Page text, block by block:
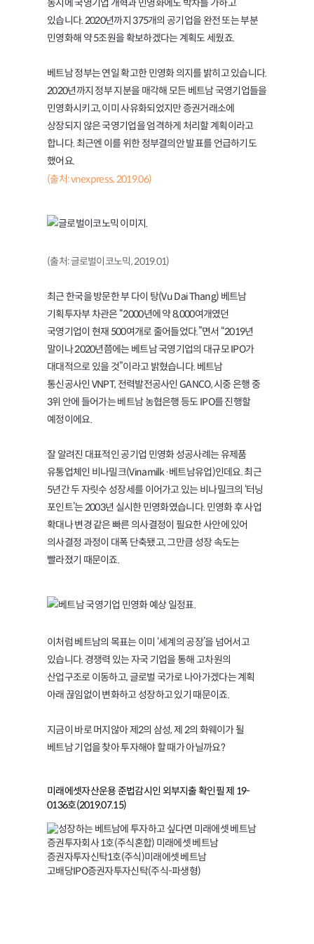
동시에 국영기업 개혁과 민영화에도 박차를 가하고
있습니다. 2020년까지 375개의 공기업을 완전 또는 부분
민영화해 약 5조원을 확보하겠다는 계획도 세웠죠.
베트남 정부는 연일 확고한 민영화 의지를 밝히고 있습니다.
2020년까지 정부 지분을 매각해 모든 베트남 국영기업들을
민영화시키고, 이미 사유화되었지만 증권거래소에
상장되지 않은 국영기업을 엄격하게 처리할 계획이라고
합니다. 최근엔 이를 위한 정부결의안 발표를 언급하기도
했어요.
(출처: vnexpress, 2019.06)
(출처: 글로벌이코노믹, 2019.01)
최근 한국을 방문한 부 다이 탕(Vu Dai Thang) 베트남
기획투자부 차관은 “2000년에 약 8,000여개였던
국영기업이 현재 500여개로 줄어들었다.”면서 “2019년
말이나 2020년쯤에는 베트남 국영기업의 대규모 IPO가
대대적으로 있을 것”이라고 밝혔습니다. 베트남
통신공사인 VNPT, 전력발전공사인 GANCO, 시중 은행 중
3위 안에 들어가는 베트남 농협은행 등도 IPO를 진행할
예정이에요.
잘 알려진 대표적인 공기업 민영화 성공사례는 유제품
유통업체인 비나밀크(Vinamilk·베트남유업)인데요. 최근
5년간 두 자릿수 성장세를 이어가고 있는 비나밀크의 ‘터닝
포인트’는 2003년 실시한 민영화였습니다. 민영화 후 사업
확대나 변경 같은 빠른 의사결정이 필요한 사안에 있어
의사결정 과정이 대폭 단축됐고, 그만큼 성장 속도는
빨라졌기 때문이죠.
이처럼 베트남의 목표는 이미 ‘세계의 공장’을 넘어서고
있습니다. 경쟁력 있는 자국 기업을 통해 고차원의
산업구조로 이동하고, 글로벌 국가로 나아가겠다는 계획
아래 끊임없이 변화하고 성장하고 있기 때문이죠.
지금이 바로 머지않아 제2의 삼성, 제 2의 화웨이가 될
베트남 기업을 찾아 투자해야 할 때가 아닐까요?
미래에셋자산운용 준법감시인 외부지출 확인필 제 19-
0136호(2019.07.15)